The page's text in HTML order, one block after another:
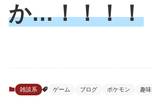
か…！！！！
雑談系 ゲーム ブログ ポケモン 趣味